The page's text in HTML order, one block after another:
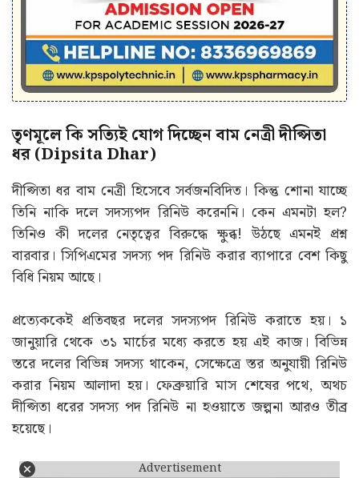
তৃণমূলে কি সত্যিই যোগ দিচ্ছেন বাম নেত্রী দীপ্সিতা
ধর (Dipsita Dhar)
দীপ্সিতা ধর বাম নেত্রী হিসেবে সর্বজনবিদিত। কিন্তু শোনা যাচ্ছে
তিনি নাকি দলে সদস্যপদ রিনিউ করেননি। কেন এমনটা হল?
তিনিও কী দলের নেতৃত্বের বিরুদ্ধে ক্ষুব্ধ! উঠছে এমনই প্রশ্ন
বারবার। সিপিএমের সদস্য পদ রিনিউ করার ব্যাপারে বেশ কিছু
বিধি নিয়ম আছে।
প্রত্যেককেই প্রতিবছর দলের সদস্যপদ রিনিউ করাতে হয়। ১
জানুয়ারি থেকে ৩১ মার্চের মধ্যে করতে হয় এই কাজ। বিভিন্ন
স্তরে দলের বিভিন্ন সদস্য থাকেন, সেক্ষেত্রে স্তর অনুযায়ী রিনিউ
করার নিয়ম আলাদা হয়। ফেব্রুয়ারি মাস শেষের পথে, অথচ
দীপ্সিতা ধরের সদস্য পদ রিনিউ না হওয়াতে জল্পনা আরও তীব্র
হয়েছে।
Advertisement